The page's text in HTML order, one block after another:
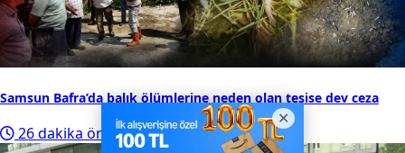
Samsun Bafra’da balık ölümlerine neden olan tesise dev ceza
26 dakika önce